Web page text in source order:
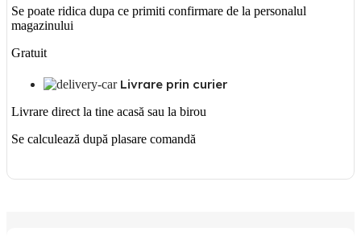
Se poate ridica dupa ce primiti confirmare de la personalul
magazinului
Gratuit
Livrare prin curier
Livrare direct la tine acasă sau la birou
Se calculează după plasare comandă